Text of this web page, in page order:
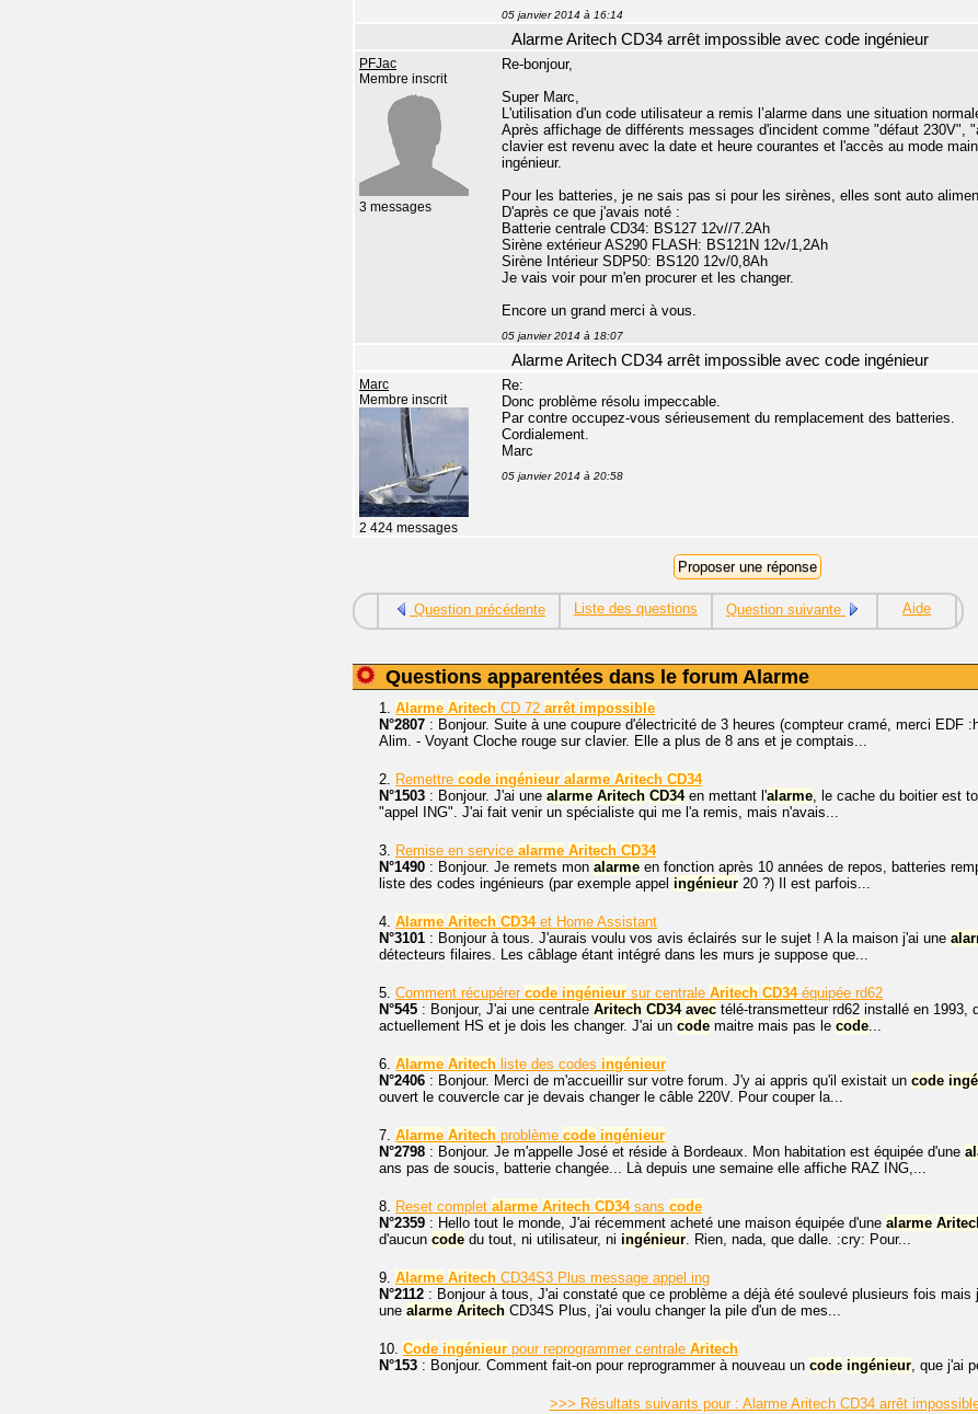
05 janvier 2014 à 16:14
Alarme Aritech CD34 arrêt impossible avec code ingénieur
PFJac
Membre inscrit
3 messages
Re-bonjour,
Super Marc,
L'utilisation d'un code utilisateur a remis l’alarme dans une situation
Après affichage de différents messages d'incident comme "défaut 230V",
clavier est revenu avec la date et heure courantes et l'accès au mode
ingénieur.
Pour les batteries, je ne sais pas si pour les sirènes, elles sont auto
D'après ce que j'avais noté :
Batterie centrale CD34: BS127 12v//7.2Ah
Sirène extérieur AS290 FLASH: BS121N 12v/1,2Ah
Sirène Intérieur SDP50: BS120 12v/0,8Ah
Je vais voir pour m'en procurer et les changer.
Encore un grand merci à vous.
05 janvier 2014 à 18:07
Alarme Aritech CD34 arrêt impossible avec code ingénieur
Marc
Membre inscrit
2 424 messages
Re:
Donc problème résolu impeccable.
Par contre occupez-vous sérieusement du remplacement des batteries.
Cordialement.
Marc
05 janvier 2014 à 20:58
Question précédente Liste des questions Question suivante Aide
Questions apparentées dans le forum Alarme
1. Alarme Aritech CD 72 arrêt impossible
N°2807 : Bonjour. Suite à une coupure d'électricité de 3 heures (compteur cramé, merci EDF
Alim. - Voyant Cloche rouge sur clavier. Elle a plus de 8 ans et je comptais...
2. Remettre code ingénieur alarme Aritech CD34
N°1503 : Bonjour. J'ai une alarme Aritech CD34en mettant l'alarme, le cache du boitier est
"appel ING". J'ai fait venir un spécialiste qui me l'a remis, mais n'avais...
3. Remise en service alarme Aritech CD34
N°1490 : Bonjour. Je remets mon alarme en fonction après 10 années de repos, batteries
liste des codes ingénieurs (par exemple appel ingénieur 20 ?) Il est parfois...
4. Alarme Aritech CD34et Home Assistant
N°3101 : Bonjour à tous. J'aurais voulu vos avis éclairés sur le sujet ! A la maison j'ai une
détecteurs filaires. Les câblage étant intégré dans les murs je suppose que...
5. Comment récupérer code ingénieur sur centrale Aritech CD34équipée rd62
N°545 : Bonjour, J'ai une centrale Aritech CD34 avec télé-transmetteur rd62 installé en
actuellement HS et je dois les changer. J'ai un code maitre mais pas le code...
6. Alarme Aritech liste des codes ingénieur
N°2406 : Bonjour. Merci de m'accueillir sur votre forum. J'y ai appris qu'il existait un code
ouvert le couvercle car je devais changer le câble 220V. Pour couper la...
7. Alarme Aritech problème code ingénieur
N°2798 : Bonjour. Je m'appelle José et réside à Bordeaux. Mon habitation est équipée d'une
ans pas de soucis, batterie changée... Là depuis une semaine elle affiche RAZ ING,...
8. Reset complet alarme Aritech CD34sans code
N°2359 : Hello tout le monde, J'ai récemment acheté une maison équipée d'une alarme
d'aucun code du tout, ni utilisateur, ni ingénieur. Rien, nada, que dalle. :cry: Pour...
9. Alarme Aritech CD34S3 Plus message appel ing
N°2112 : Bonjour à tous, J'ai constaté que ce problème a déjà été soulevé plusieurs fois
une alarme Aritech CD34S Plus, j'ai voulu changer la pile d'un de mes...
10. Code ingénieur pour reprogrammer centrale Aritech
N°153 : Bonjour. Comment fait-on pour reprogrammer à nouveau un code ingénieur, que j'ai
>>> Résultats suivants pour : Alarme Aritech CD34 arrêt